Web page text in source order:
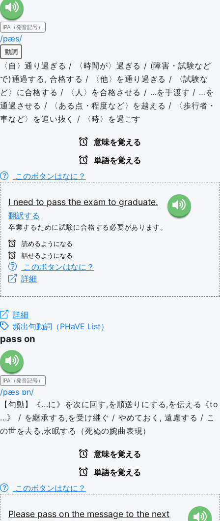
IPA（発音記号）
/pæs/
動詞
〈自〉通り過ぎる / 〈時間が〉過ぎる / (障害・試験など
で)通過する, 合格する / 〈他〉を通り過ぎる / 〈試験な
ど〉に合格する / 〈人〉を合格させる / …を手渡す / …を
通過させる / 〈ある点・程度など〉を越える / 〈歩行者・
車など〉を追い抜く / 〈時〉を過ごす
意味を覚える
単語を覚える
このボタンはなに？
I need to pass the exam to graduate.
翻訳する
卒業するために試験に合格する必要があります。
読めるようになる
話せるようになる
このボタンはなに？
詳細
詳細
頻出句動詞（PHaVE List）
pass on
IPA（発音記号）
/pæs ɒn/
【句動】《...に》を次に回す,を順送りにする,を伝える《to
...》 / を継承する,を受け継ぐ / やめておく, 遠慮する / こ
の世を去る,永眠する（死ぬの婉曲表現）
意味を覚える
単語を覚える
このボタンはなに？
Please pass on the message to the next